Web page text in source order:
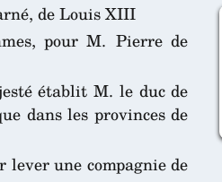
de Louis XIII
pour M. Pierre de
établit M. le duc de
dans les provinces de
une compagnie de